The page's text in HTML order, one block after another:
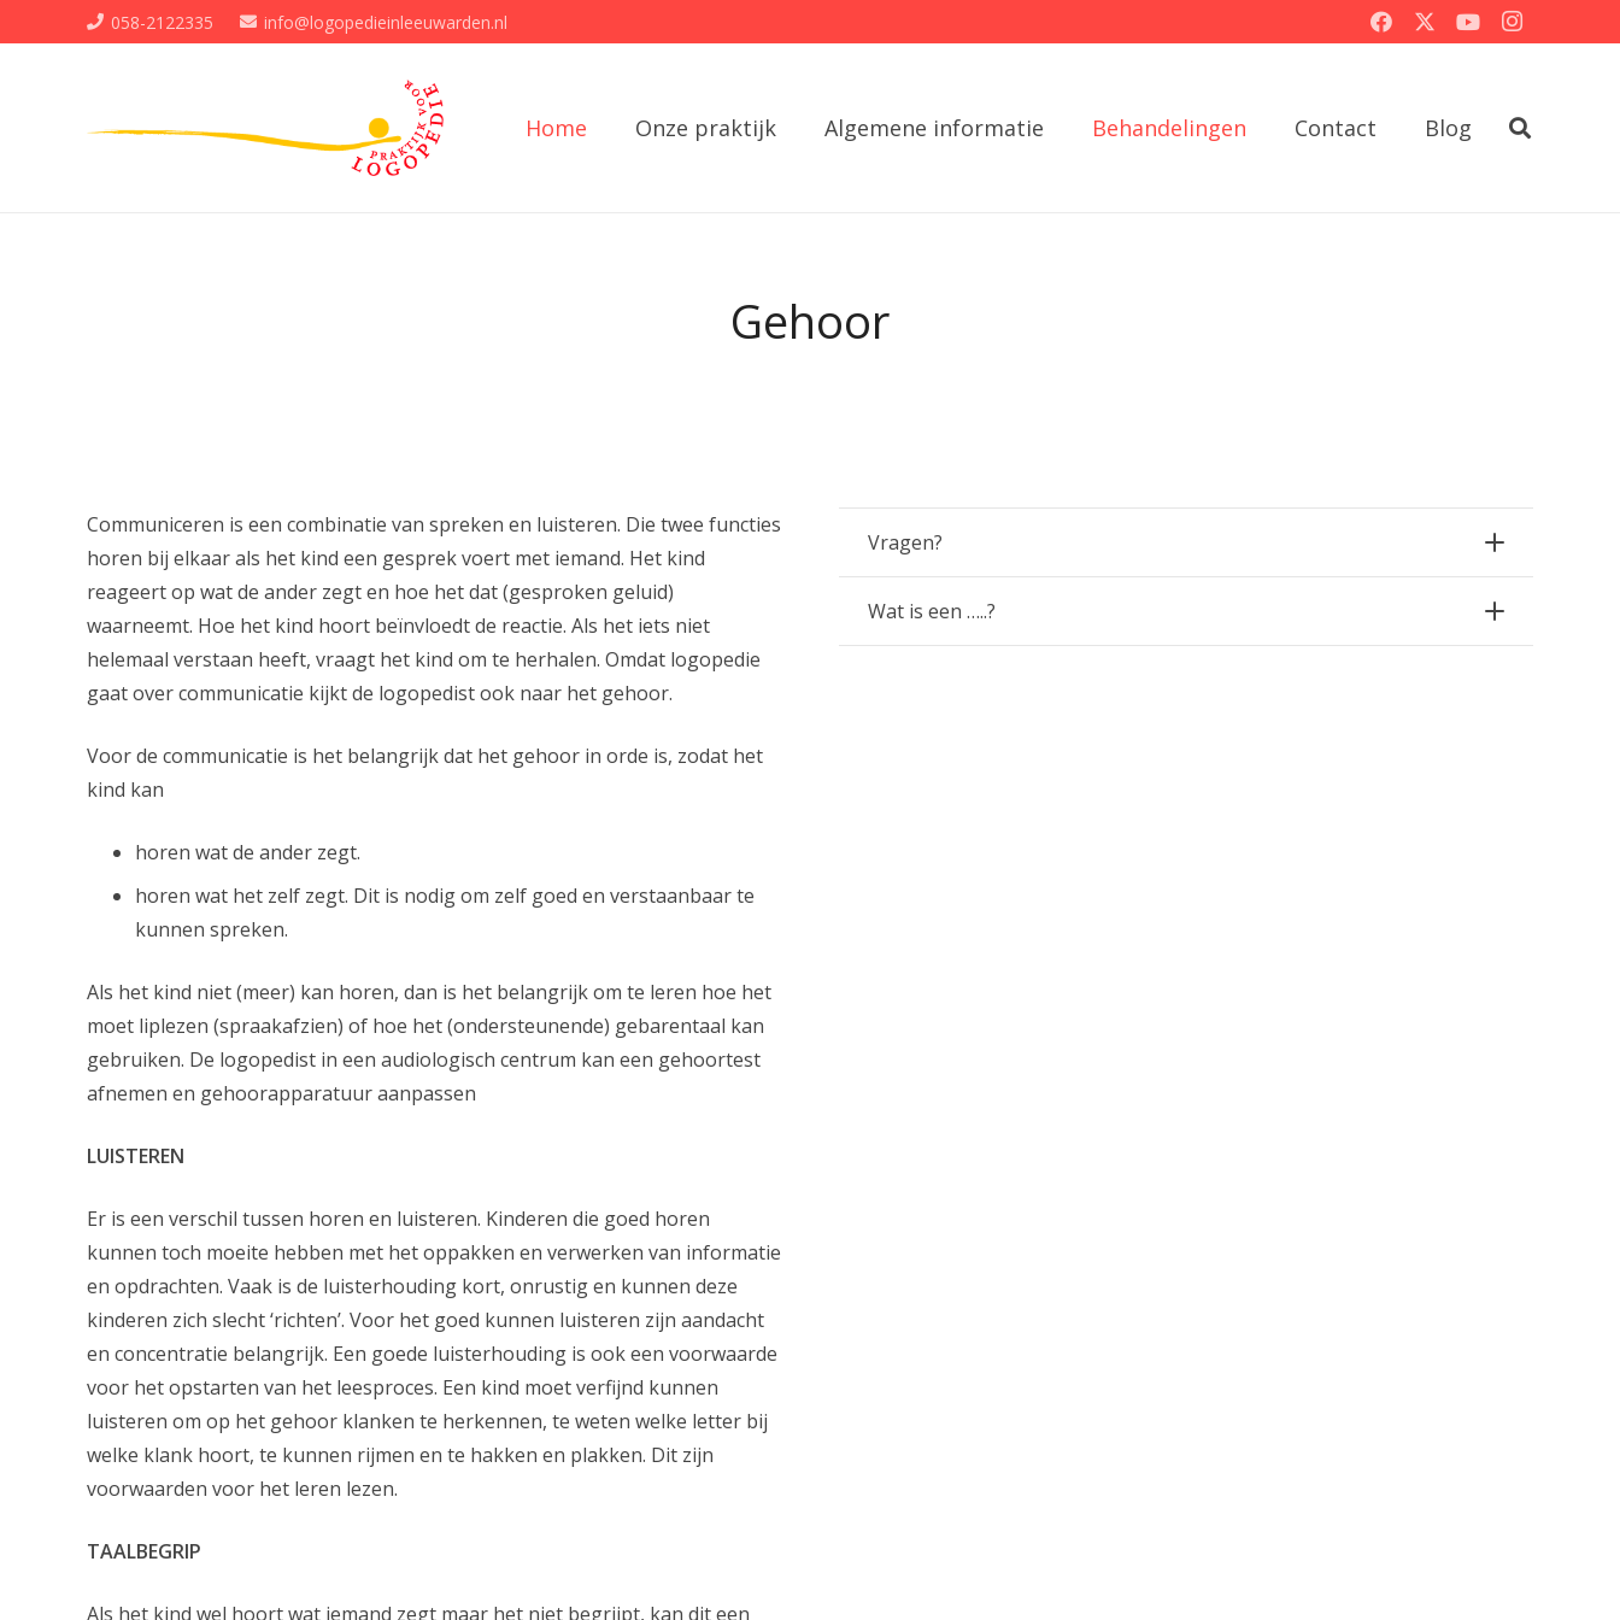
058-2122335 info@logopedieinleeuwarden.nl
Home Onze praktijk Algemene informatie Behandelingen Contact Blog
Gehoor
Communiceren is een combinatie van spreken en luisteren. Die twee functies
horen bij elkaar als het kind een gesprek voert met iemand. Het kind
reageert op wat de ander zegt en hoe het dat (gesproken geluid)
waarneemt. Hoe het kind hoort beïnvloedt de reactie. Als het iets niet
helemaal verstaan heeft, vraagt het kind om te herhalen. Omdat logopedie
gaat over communicatie kijkt de logopedist ook naar het gehoor.
Voor de communicatie is het belangrijk dat het gehoor in orde is, zodat het
kind kan
horen wat de ander zegt.
horen wat het zelf zegt. Dit is nodig om zelf goed en verstaanbaar te
kunnen spreken.
Als het kind niet (meer) kan horen, dan is het belangrijk om te leren hoe het
moet liplezen (spraakafzien) of hoe het (ondersteunende) gebarentaal kan
gebruiken. De logopedist in een audiologisch centrum kan een gehoortest
afnemen en gehoorapparatuur aanpassen
LUISTEREN
Er is een verschil tussen horen en luisteren. Kinderen die goed horen
kunnen toch moeite hebben met het oppakken en verwerken van informatie
en opdrachten. Vaak is de luisterhouding kort, onrustig en kunnen deze
kinderen zich slecht ‘richten’. Voor het goed kunnen luisteren zijn aandacht
en concentratie belangrijk. Een goede luisterhouding is ook een voorwaarde
voor het opstarten van het leesproces. Een kind moet verfijnd kunnen
luisteren om op het gehoor klanken te herkennen, te weten welke letter bij
welke klank hoort, te kunnen rijmen en te hakken en plakken. Dit zijn
voorwaarden voor het leren lezen.
TAALBEGRIP
Als het kind wel hoort wat iemand zegt maar het niet begrijpt, kan dit een
Vragen?
Wat is een …..?